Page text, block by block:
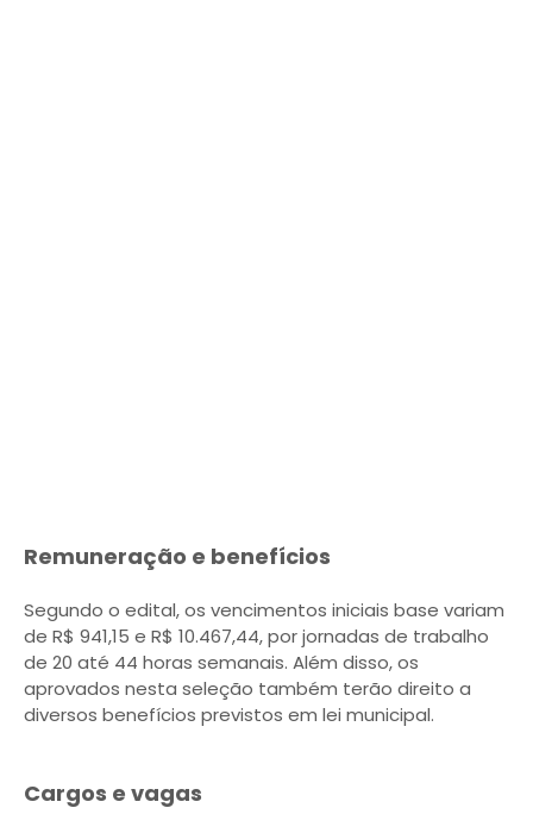
Remuneração e benefícios
Segundo o edital, os vencimentos iniciais base variam
de R$ 941,15 e R$ 10.467,44, por jornadas de trabalho
de 20 até 44 horas semanais. Além disso, os
aprovados nesta seleção também terão direito a
diversos benefícios previstos em lei municipal.
Cargos e vagas